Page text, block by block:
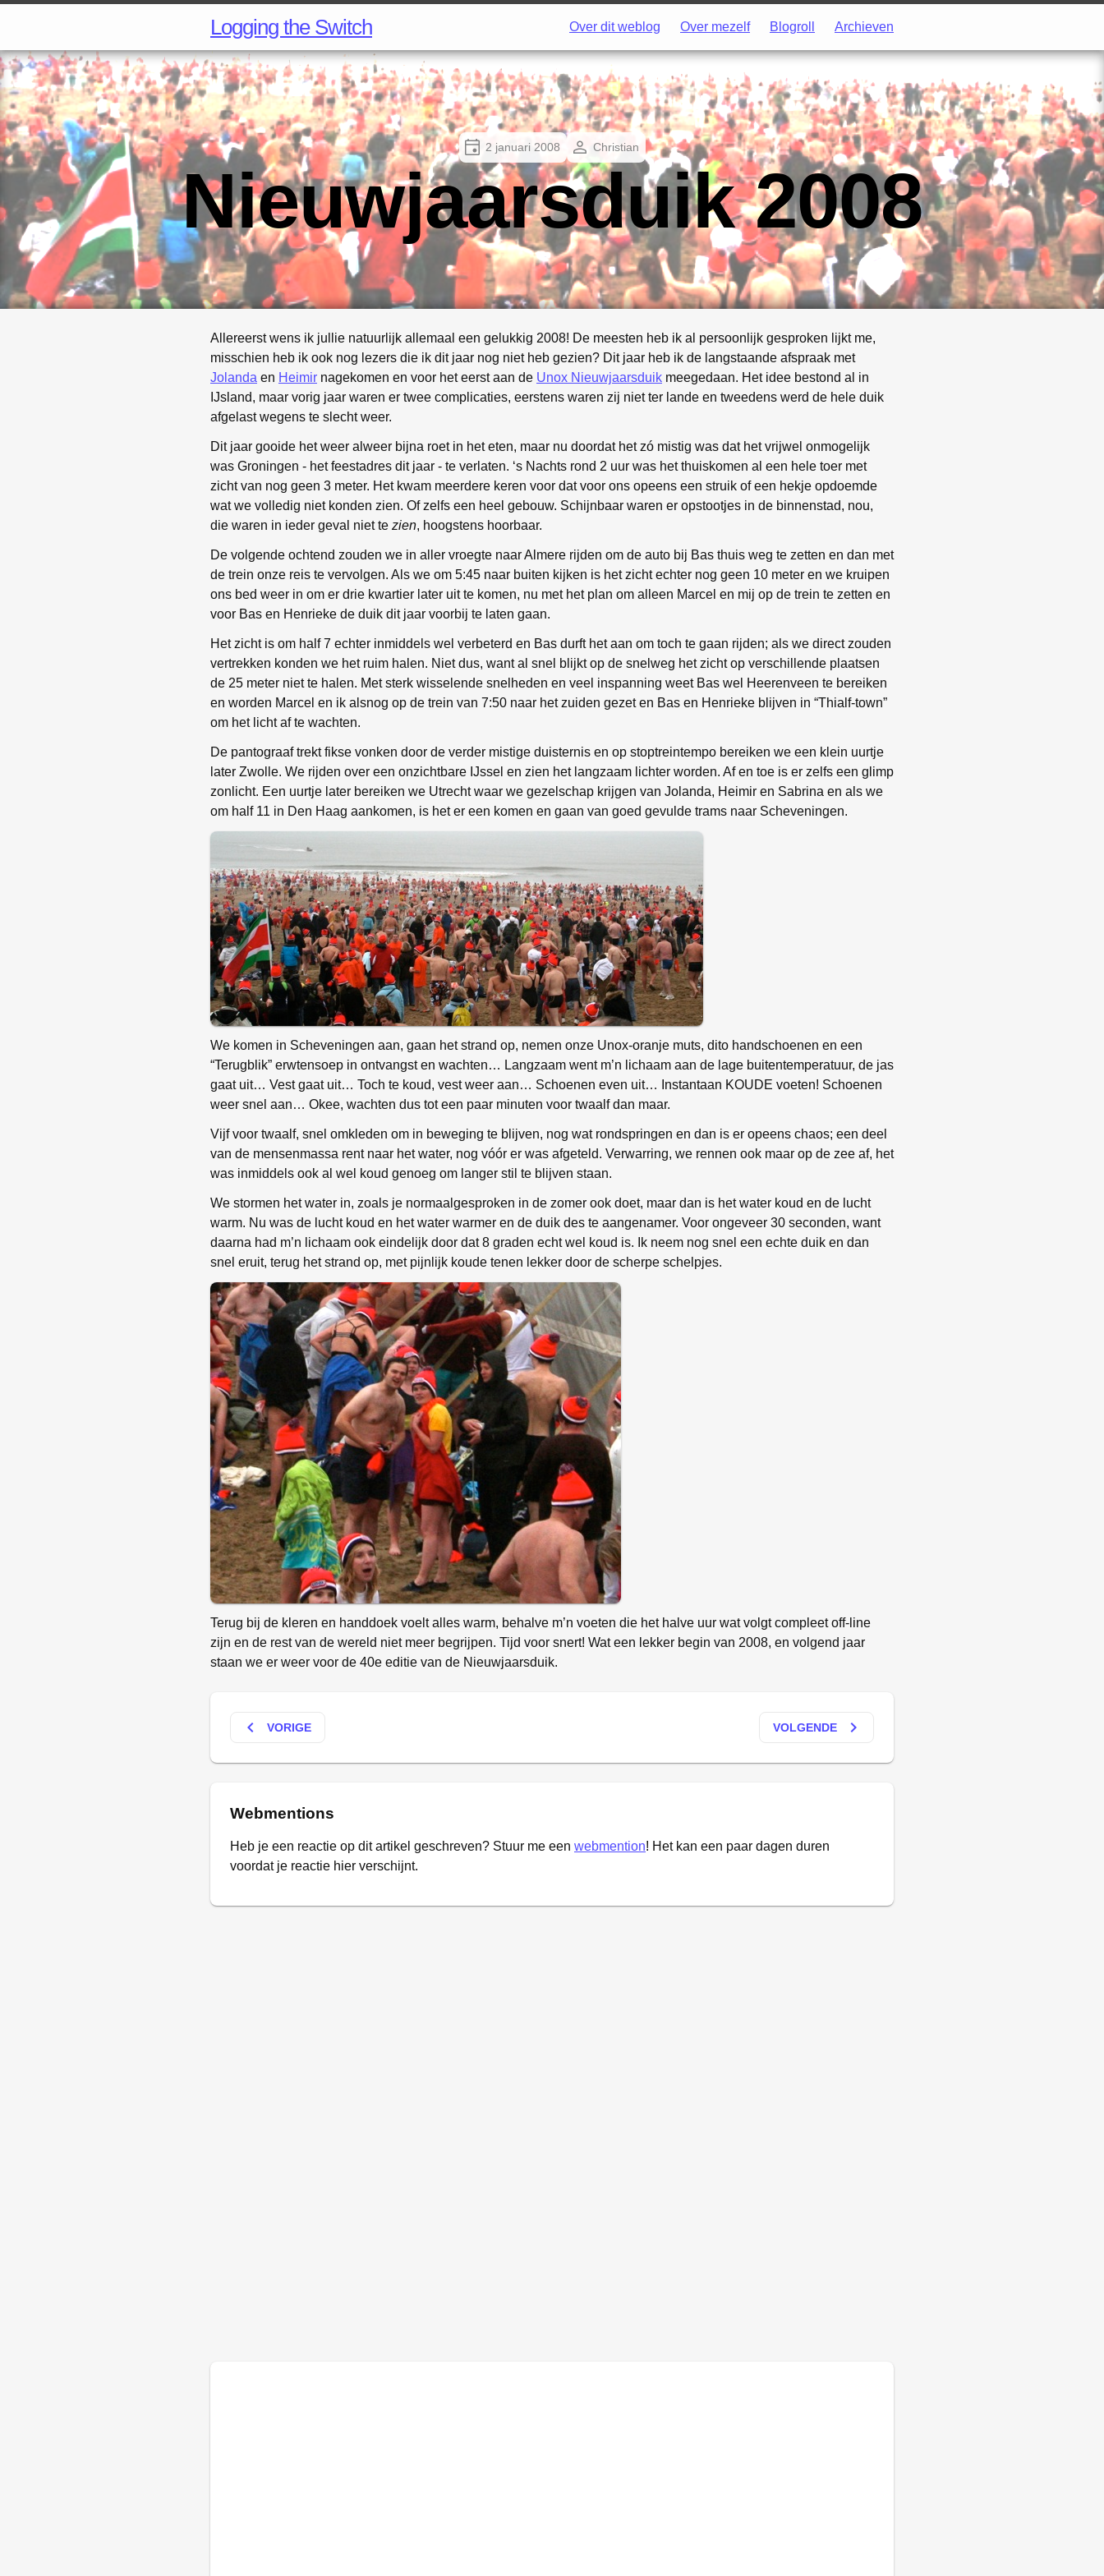
Logging the Switch Over dit weblog Over mezelf Blogroll Archieven
2 januari 2008 Christian
Nieuwjaarsduik 2008
Allereerst wens ik jullie natuurlijk allemaal een gelukkig 2008! De meesten heb ik al persoonlijk gesproken lijkt me,
misschien heb ik ook nog lezers die ik dit jaar nog niet heb gezien? Dit jaar heb ik de langstaande afspraak met
Jolanda en Heimir nagekomen en voor het eerst aan de Unox Nieuwjaarsduik meegedaan. Het idee bestond al in
IJsland, maar vorig jaar waren er twee complicaties, eerstens waren zij niet ter lande en tweedens werd de hele duik
afgelast wegens te slecht weer.
Dit jaar gooide het weer alweer bijna roet in het eten, maar nu doordat het zó mistig was dat het vrijwel onmogelijk
was Groningen - het feestadres dit jaar - te verlaten. ‘s Nachts rond 2 uur was het thuiskomen al een hele toer met
zicht van nog geen 3 meter. Het kwam meerdere keren voor dat voor ons opeens een struik of een hekje opdoemde
wat we volledig niet konden zien. Of zelfs een heel gebouw. Schijnbaar waren er opstootjes in de binnenstad, nou,
die waren in ieder geval niet te zien, hoogstens hoorbaar.
De volgende ochtend zouden we in aller vroegte naar Almere rijden om de auto bij Bas thuis weg te zetten en dan met
de trein onze reis te vervolgen. Als we om 5:45 naar buiten kijken is het zicht echter nog geen 10 meter en we kruipen
ons bed weer in om er drie kwartier later uit te komen, nu met het plan om alleen Marcel en mij op de trein te zetten en
voor Bas en Henrieke de duik dit jaar voorbij te laten gaan.
Het zicht is om half 7 echter inmiddels wel verbeterd en Bas durft het aan om toch te gaan rijden; als we direct zouden
vertrekken konden we het ruim halen. Niet dus, want al snel blijkt op de snelweg het zicht op verschillende plaatsen
de 25 meter niet te halen. Met sterk wisselende snelheden en veel inspanning weet Bas wel Heerenveen te bereiken
en worden Marcel en ik alsnog op de trein van 7:50 naar het zuiden gezet en Bas en Henrieke blijven in “Thialf-town”
om het licht af te wachten.
De pantograaf trekt fikse vonken door de verder mistige duisternis en op stoptreintempo bereiken we een klein uurtje
later Zwolle. We rijden over een onzichtbare IJssel en zien het langzaam lichter worden. Af en toe is er zelfs een glimp
zonlicht. Een uurtje later bereiken we Utrecht waar we gezelschap krijgen van Jolanda, Heimir en Sabrina en als we
om half 11 in Den Haag aankomen, is het er een komen en gaan van goed gevulde trams naar Scheveningen.
We komen in Scheveningen aan, gaan het strand op, nemen onze Unox-oranje muts, dito handschoenen en een
“Terugblik” erwtensoep in ontvangst en wachten… Langzaam went m’n lichaam aan de lage buitentemperatuur, de jas
gaat uit… Vest gaat uit… Toch te koud, vest weer aan… Schoenen even uit… Instantaan KOUDE voeten! Schoenen
weer snel aan… Okee, wachten dus tot een paar minuten voor twaalf dan maar.
Vijf voor twaalf, snel omkleden om in beweging te blijven, nog wat rondspringen en dan is er opeens chaos; een deel
van de mensenmassa rent naar het water, nog vóór er was afgeteld. Verwarring, we rennen ook maar op de zee af, het
was inmiddels ook al wel koud genoeg om langer stil te blijven staan.
We stormen het water in, zoals je normaalgesproken in de zomer ook doet, maar dan is het water koud en de lucht
warm. Nu was de lucht koud en het water warmer en de duik des te aangenamer. Voor ongeveer 30 seconden, want
daarna had m’n lichaam ook eindelijk door dat 8 graden echt wel koud is. Ik neem nog snel een echte duik en dan
snel eruit, terug het strand op, met pijnlijk koude tenen lekker door de scherpe schelpjes.
Terug bij de kleren en handdoek voelt alles warm, behalve m’n voeten die het halve uur wat volgt compleet off-line
zijn en de rest van de wereld niet meer begrijpen. Tijd voor snert! Wat een lekker begin van 2008, en volgend jaar
staan we er weer voor de 40e editie van de Nieuwjaarsduik.
keyboard_arrow_left VORIGE VOLGENDE keyboard_arrow_right
Webmentions
Heb je een reactie op dit artikel geschreven? Stuur me een webmention! Het kan een paar dagen duren
voordat je reactie hier verschijnt.